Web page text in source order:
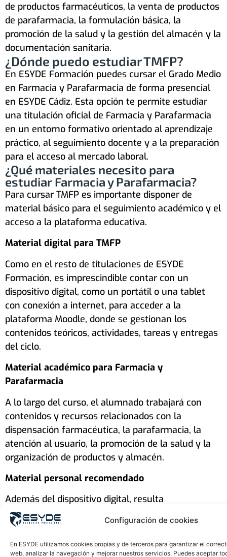
Configuración de cookies
En ESYDE utilizamos cookies propias y de terceros para garantizar el
web, analizar la navegación y mejorar nuestros servicios. Puedes aceptar
de productos farmacéuticos, la venta de productos
de parafarmacia, la formulación básica, la
promoción de la salud y la gestión del almacén y la
documentación sanitaria.
¿Dónde puedo estudiar TMFP?
En ESYDE Formación puedes cursar el Grado Medio
en Farmacia y Parafarmacia de forma presencial
en ESYDE Cádiz. Esta opción te permite estudiar
una titulación oficial de Farmacia y Parafarmacia
en un entorno formativo orientado al aprendizaje
práctico, al seguimiento docente y a la preparación
para el acceso al mercado laboral.
¿Qué materiales necesito para
estudiar Farmacia y Parafarmacia?
Para cursar TMFP es importante disponer de
material básico para el seguimiento académico y el
acceso a la plataforma educativa.
Material digital para TMFP
Como en el resto de titulaciones de ESYDE
Formación, es imprescindible contar con un
dispositivo digital, como un portátil o una tablet
con conexión a internet, para acceder a la
plataforma Moodle, donde se gestionan los
contenidos teóricos, actividades, tareas y entregas
del ciclo.
Material académico para Farmacia y
Parafarmacia
A lo largo del curso, el alumnado trabajará con
contenidos y recursos relacionados con la
dispensación farmacéutica, la parafarmacia, la
atención al usuario, la promoción de la salud y la
organización de productos y almacén.
Material personal recomendado
Además del dispositivo digital, resulta
recomendable contar con material básico de
organización y estudio para seguir correctamente
las clases y actividades del ciclo.